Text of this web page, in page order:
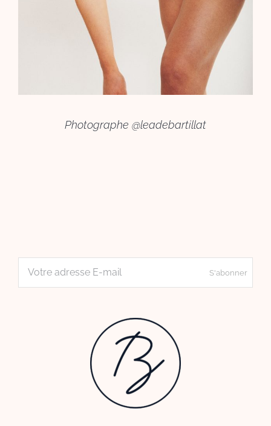
Photographe @leadebartillat